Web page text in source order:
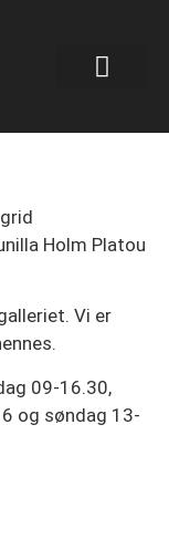
Holm Platou
Vi er
09-16.30,
og søndag 13-